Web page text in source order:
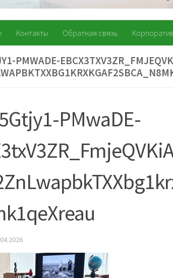
Контакты Обратная связь
PMWADE-
PMwaDE-